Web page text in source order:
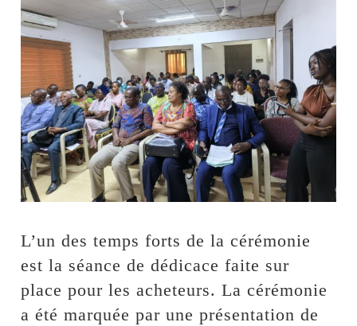
L’un des temps forts de la cérémonie
est la séance de dédicace faite sur
place pour les acheteurs. La cérémonie
a été marquée par une présentation de